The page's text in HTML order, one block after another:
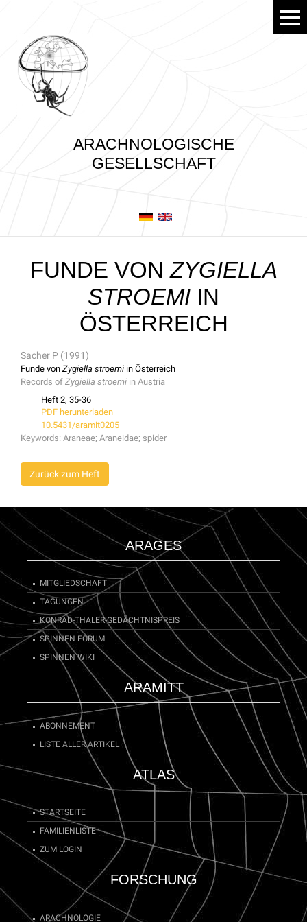
ARACHNOLOGISCHE
GESELLSCHAFT
FUNDE VONZYGIELLA
STROEMI IN
ÖSTERREICH
Sacher P (1991)
Funde von Zygiella stroemi in Österreich
Records of Zygiella stroemi in Austria
Heft 2, 35-36
PDF herunterladen
10.5431/aramit0205
Keywords: Araneae; Araneidae; spider
Zurück zum Heft
ARAGES
MITGLIEDSCHAFT
TAGUNGEN
KONRAD-THALER-GEDÄCHTNISPREIS
SPINNEN FORUM
SPINNEN WIKI
ARAMITT
ABONNEMENT
LISTE ALLER ARTIKEL
ATLAS
STARTSEITE
FAMILIENLISTE
ZUM LOGIN
FORSCHUNG
ARACHNOLOGIE